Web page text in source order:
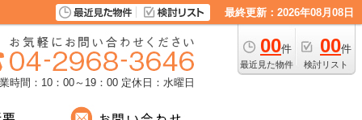
最終更新：2026年08月08日
00件
最近見た物件
00件
検討リスト
時間：10：00～19：00 定休日：水曜日